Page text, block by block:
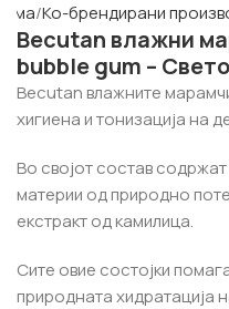
Ко-брендирани
Becutan влажни
bubble gum –
Becutan влажните
хигиена и тонизација на
Во својот состав
материи од природно
екстракт од камилица.
Сите овие состојки
природната хидратација